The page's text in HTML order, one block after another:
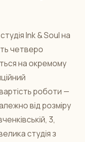
Ink & Soul на
четверо
на окремому
роботи —
від розміру
3,
студія з